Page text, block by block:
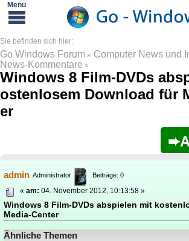
Go Windows Forum » Computer News und
News-Kommentare »
Windows 8 Film-DVDs
ostenlosem Download für
er
admin Administrator Beiträge: 0
Windows 8 Film-DVDs abspielen mit
Media-Center
«am: 04. November 2012, 10:13:58 »
Ähnliche Themen